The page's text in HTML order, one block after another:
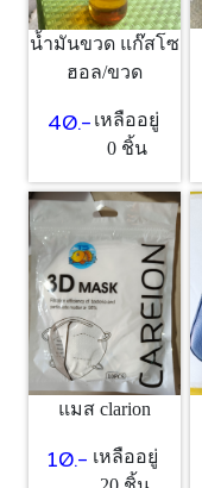
น้ำมันขวด แก๊สโซ
ฮอล/ขวด
40.- เหลืออยู่
0 ชิ้น
แมส clarion
10.- เหลืออยู่